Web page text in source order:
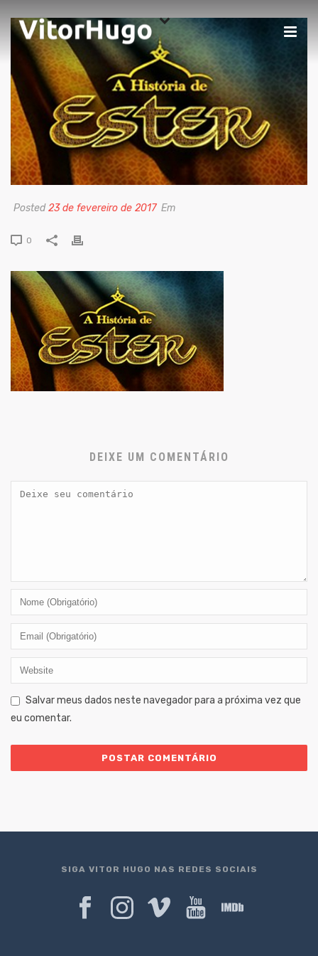
Posted23 de fevereiro de 2017 Em
0
DEIXE UM COMENTÁRIO
Salvar meus dados neste navegador para a próxima vez que
eu comentar.
SIGA VITOR HUGO NAS REDES SOCIAIS